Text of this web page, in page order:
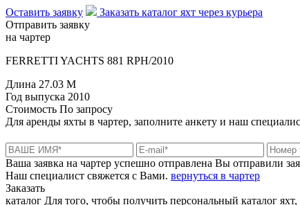
Оставить заявку
Заказать каталог яхт через курьера
Отправить заявку
на чартер
FERRETTI YACHTS 881 RPH/2010
Длина 27.03 M
Год выпуска 2010
Стоимость По запросу
Для аренды яхты в чартер, заполните анкету и наш
Ваша заявка на чартер успешно отправлена Вы отправили
Наш специалист свяжется с Вами. вернуться в чартер
Заказать
каталог Для того, чтобы получить персональный каталог